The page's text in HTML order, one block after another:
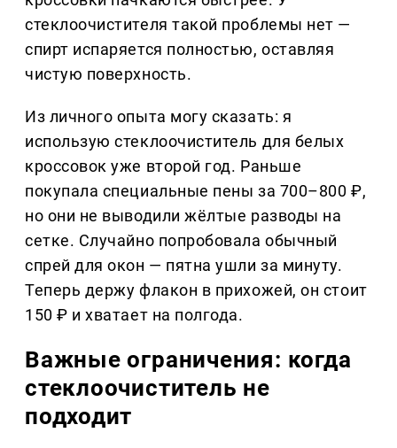
стеклоочистителя такой проблемы нет —
спирт испаряется полностью, оставляя
чистую поверхность.
Из личного опыта могу сказать: я
использую стеклоочиститель для белых
кроссовок уже второй год. Раньше
покупала специальные пены за 700–800 ₽,
но они не выводили жёлтые разводы на
сетке. Случайно попробовала обычный
спрей для окон — пятна ушли за минуту.
Теперь держу флакон в прихожей, он стоит
150 ₽ и хватает на полгода.
Важные ограничения: когда
стеклоочиститель не
подходит